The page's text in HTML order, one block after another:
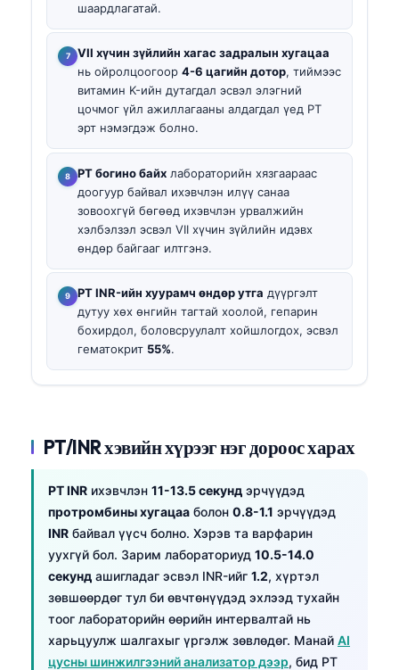
шаардлагатай.
VII хүчин зүйлийн хагас задралын хугацаа
нь ойролцоогоор 4-6 цагийн дотор, тиймээс
витамин K-ийн дутагдал эсвэл элэгний
цочмог үйл ажиллагааны алдагдал үед PT
эрт нэмэгдэж болно.
PT богино байх лабораторийн хязгаараас
доогуур байвал ихэвчлэн илүү санаа
зовоохгүй бөгөөд ихэвчлэн урвалжийн
хэлбэлзэл эсвэл VII хүчин зүйлийн идэвх
өндөр байгааг илтгэнэ.
PT INR-ийн хуурамч өндөр утга дүүргэлт
дутуу хөх өнгийн тагтай хоолой, гепарин
бохирдол, боловсруулалт хойшлогдох, эсвэл
гематокрит 55%.
PT/INR хэвийн хүрээг нэг дороос харах
PT INR ихэвчлэн 11-13.5 секунд эрчүүдэд
протромбины хугацаа болон 0.8-1.1 эрчүүдэд
INR байвал үүсч болно. Хэрэв та варфарин
уухгүй бол. Зарим лабораториуд 10.5-14.0
секунд ашигладаг эсвэл INR-ийг 1.2, хүртэл
зөвшөөрдөг тул би өвчтөнүүдэд эхлээд тухайн
тоог лабораторийн өөрийн интервалтай нь
харьцуулж шалгахыг үргэлж зөвлөдөг. Манай AI
цусны шинжилгээний анализатор дээр, бид PT